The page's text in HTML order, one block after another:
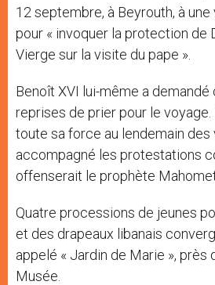
12 septembre, à Beyrouth, à
pour « invoquer la protection de
Vierge sur la visite du pape ».
Benoît XVI lui-même a
reprises de prier pour le voyage.
toute sa force au lendemain
accompagné les protestations
offenserait le prophète
Quatre processions de jeunes
et des drapeaux libanais
appelé « Jardin de Marie », près
Musée.